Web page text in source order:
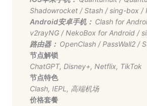
Shadowrocket/Stash/sing-box/
Android安卓手机： Clash for
v2rayNG/ NekoBox for Android/
路由器： OpenClash/ PassWall2/
节点解锁
ChatGPT, Disney+, Netflix, TikTok
节点特色
Clash, IEPL , 高端机场
价格套餐